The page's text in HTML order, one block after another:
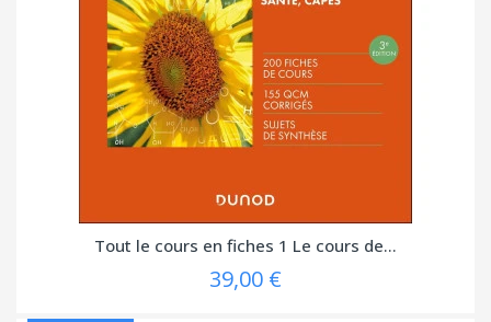
Tout le cours en fiches 1 Le cours de...
39,00 €